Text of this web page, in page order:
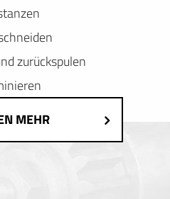
zurückspulen
MEHR